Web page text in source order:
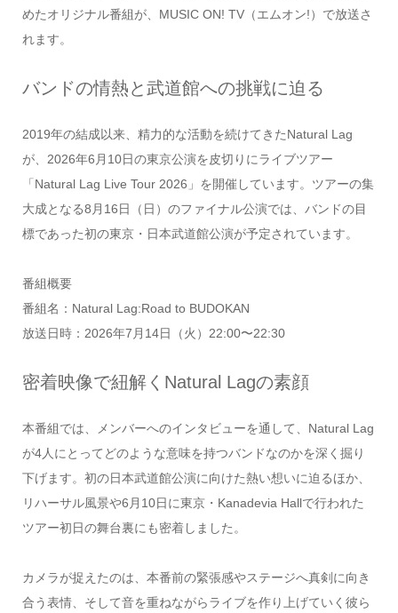
めたオリジナル番組が、MUSIC ON! TV（エムオン!）で放送さ
れます。
バンドの情熱と武道館への挑戦に迫る
2019年の結成以来、精力的な活動を続けてきたNatural Lag
が、2026年6月10日の東京公演を皮切りにライブツアー
「Natural Lag Live Tour 2026」を開催しています。ツアーの集
大成となる8月16日（日）のファイナル公演では、バンドの目
標であった初の東京・日本武道館公演が予定されています。
番組概要
番組名：Natural Lag:Road to BUDOKAN
放送日時：2026年7月14日（火）22:00〜22:30
密着映像で紐解くNatural Lagの素顔
本番組では、メンバーへのインタビューを通して、Natural Lag
が4人にとってどのような意味を持つバンドなのかを深く掘り
下げます。初の日本武道館公演に向けた熱い想いに迫るほか、
リハーサル風景や6月10日に東京・Kanadevia Hallで行われた
ツアー初日の舞台裏にも密着しました。
カメラが捉えたのは、本番前の緊張感やステージへ真剣に向き
合う表情、そして音を重ねながらライブを作り上げていく彼ら